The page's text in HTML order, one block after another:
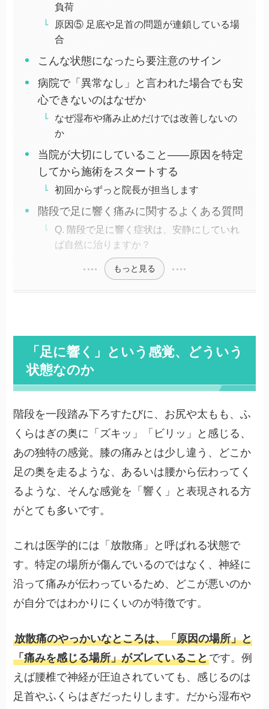
負荷
原因⑤ 足底や足首の問題が連鎖している場
合
こんな状態になったら要注意のサイン
病院で「異常なし」と言われた場合でも安
心できないのはなぜか
なぜ湿布や痛み止めだけでは改善しないの
か
当院が大切にしていること——原因を特定
してから施術をスタートする
初回からずっと院長が担当します
階段で足に響く痛みに関するよくある質問
Q. 階段で足に響く症状は、安静にしていれ
ば自然に治りますか？
もっと見る
「足に響く」という感覚、どういう
状態なのか
階段を一段踏み下ろすたびに、お尻や太もも、ふ
くらはぎの奥に「ズキッ」「ビリッ」と感じる、
あの独特の感覚。膝の痛みとは少し違う、どこか
足の奥を走るような、あるいは腰から伝わってく
るような、そんな感覚を「響く」と表現される方
がとても多いです。
これは医学的には「放散痛」と呼ばれる状態で
す。特定の場所が傷んでいるのではなく、神経に
沿って痛みが伝わっているため、どこが悪いのか
が自分ではわかりにくいのが特徴です。
放散痛のやっかいなところは、「原因の場所」と
「痛みを感じる場所」がズレていることです。例
えば腰椎で神経が圧迫されていても、感じるのは
足首やふくらはぎだったりします。だから湿布や